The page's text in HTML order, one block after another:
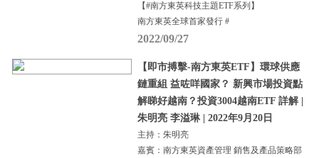
【#南方東英科技主題ETF系列】
南方東英全球首家發行 #
2022/09/27
【即市搏擊-南方東英ETF】環球供應
鏈重組 益咗咩國家？ 新興市場投資點
解睇好越南？投資3004越南ETF 詳解 |
朱明亮 李溢琳 | 2022年9月20日
主持：朱明亮
嘉賓：南方東英資產管理 銷售及產品策略部